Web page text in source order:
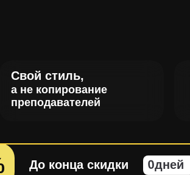
0дней
До конца скидки
Свой стиль,
а не копирование
преподавателей